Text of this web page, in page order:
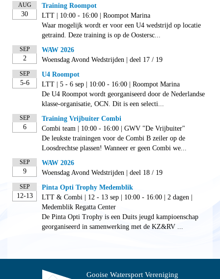
AUG
30
Training Roompot
LTT | 10:00 - 16:00 | Roompot Marina
Waar mogelijk wordt er voor een U4 wedstrijd op locatie
getraind. Deze training is op de Oostersc...
SEP
2
WAW 2026
Woensdag Avond Wedstrijden | deel 17 / 19
SEP
5-6
U4 Roompot
LTT | 5 - 6 sep | 10:00 - 16:00 | Roompot Marina
De U4 Roompot wordt georganiseerd door de Nederlandse
klasse-organisatie, OCN. Dit is een selecti...
SEP
6
Training Vrijbuiter Combi
Combi team | 10:00 - 16:00 | GWV "De Vrijbuiter"
De leukste trainingen voor de Combi B zeiler op de
Loosdrechtse plassen! Wanneer er geen Combi we...
SEP
9
WAW 2026
Woensdag Avond Wedstrijden | deel 18 / 19
SEP
12-13
Pinta Opti Trophy Medemblik
LTT & Combi | 12 - 13 sep | 10:00 - 16:00 | 2 dagen |
Medemblik Regatta Center
De Pinta Opti Trophy is een Duits jeugd kampioenschap
georganiseerd in samenwerking met de KZ&RV ...
Gooise Watersport Vereniging